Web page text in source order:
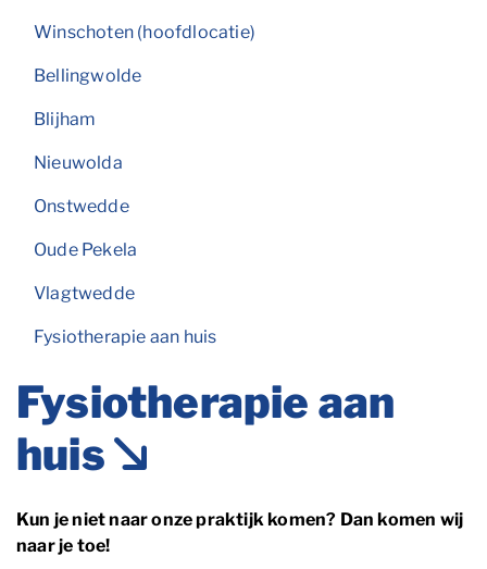
Winschoten (hoofdlocatie)
Bellingwolde
Blijham
Nieuwolda
Onstwedde
Oude Pekela
Vlagtwedde
Fysiotherapie aan huis
Fysiotherapie aan
huis
Kun je niet naar onze praktijk komen? Dan komen wij
naar je toe!